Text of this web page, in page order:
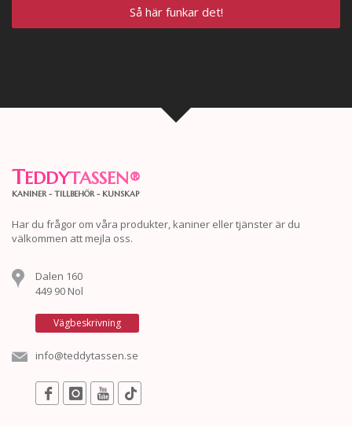
Så här funkar det!
TEDDYTASSEN®
KANINER - TILLBEHÖR - KUNSKAP
Har du frågor om våra produkter, kaniner eller tjänster är du
välkommen att mejla oss.
Dalen 160
449 90 Nol
Vägbeskrivning
info@teddytassen.se